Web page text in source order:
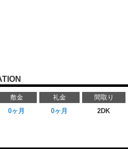
敷金 礼金 間取り
0ヶ月 0ヶ月 2DK